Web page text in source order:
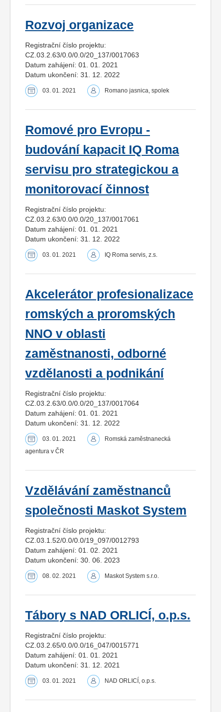
Rozvoj organizace
Registrační číslo projektu:
CZ.03.2.63/0.0/0.0/20_137/0017063
Datum zahájení: 01. 01. 2021
Datum ukončení: 31. 12. 2022
03. 01. 2021 Romano jasnica, spolek
Romové pro Evropu -
budování kapacit IQ Roma
servisu pro strategickou a
monitorovací činnost
Registrační číslo projektu:
CZ.03.2.63/0.0/0.0/20_137/0017061
Datum zahájení: 01. 01. 2021
Datum ukončení: 31. 12. 2022
03. 01. 2021 IQ Roma servis, z.s.
Akcelerátor profesionalizace
romských a proromských
NNO v oblasti
zaměstnanosti, odborné
vzdělanosti a podnikání
Registrační číslo projektu:
CZ.03.2.63/0.0/0.0/20_137/0017064
Datum zahájení: 01. 01. 2021
Datum ukončení: 31. 12. 2022
03. 01. 2021
Romská zaměstnanecká
agentura v ČR
Vzdělávání zaměstnanců
společnosti Maskot System
Registrační číslo projektu:
CZ.03.1.52/0.0/0.0/19_097/0012793
Datum zahájení: 01. 02. 2021
Datum ukončení: 30. 06. 2023
08. 02. 2021 Maskot System s.r.o.
Tábory s NAD ORLICÍ, o.p.s.
Registrační číslo projektu:
CZ.03.2.65/0.0/0.0/16_047/0015771
Datum zahájení: 01. 01. 2021
Datum ukončení: 31. 12. 2021
03. 01. 2021 NAD ORLICÍ, o.p.s.